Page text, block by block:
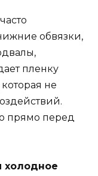
обвязки,
пленку
не
прямо перед
холодное